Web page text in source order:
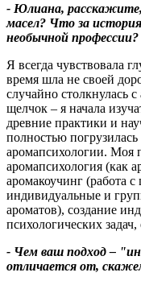
- Юлиана,
масел? Что за
необычной профессии?
Я всегда чувствовала
время шла не своей
случайно столкнулась
щелчок – я начала
древние практики и
полностью
аромапсихологии. Моя
аромапсихология (как
аромакоучинг (работа
индивидуальные и
ароматов), создание
психологических
- Чем ваш подход –
отличается от,